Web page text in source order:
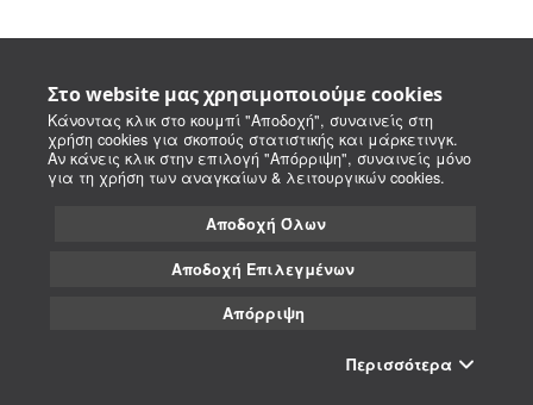
Στο website μας χρησιμοποιούμε cookies
Κάνοντας κλικ στο κουμπί "Αποδοχή", συναινείς στη
χρήση cookies για σκοπούς στατιστικής και μάρκετινγκ.
Αν κάνεις κλικ στην επιλογή "Απόρριψη", συναινείς μόνο
για τη χρήση των αναγκαίων & λειτουργικών cookies.
Αποδοχή Όλων
Αποδοχή Επιλεγμένων
Απόρριψη
Περισσότερα